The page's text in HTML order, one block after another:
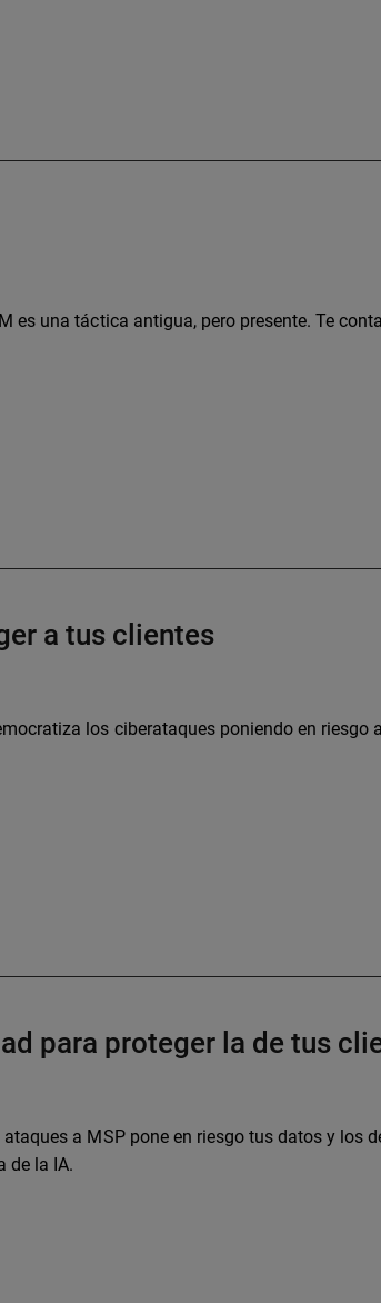
es una táctica antigua, pero presente. Te
a tus clientes
los ciberataques poniendo en riesgo
para proteger la de tus
a MSP pone en riesgo tus datos y los
de la IA.